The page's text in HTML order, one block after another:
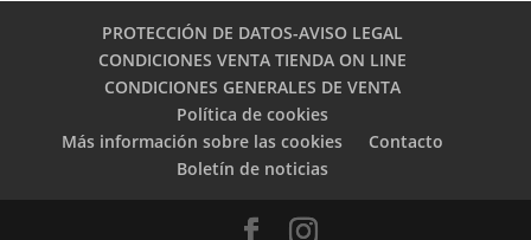
PROTECCIÓN DE DATOS-AVISO LEGAL
CONDICIONES VENTA TIENDA ON LINE
CONDICIONES GENERALES DE VENTA
Política de cookies
Más información sobre las cookies
Contacto
Boletín de noticias